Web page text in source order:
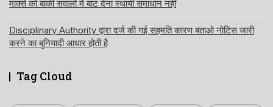
मार्क्स को बाकी सवालों में बांट देना स्थायी समाधान नहीं
Disciplinary Authority द्वारा दर्ज की गई सहमति कारण बताओ नोटिस जारी
करने का बुनियादी आधार होती है
Tag Cloud